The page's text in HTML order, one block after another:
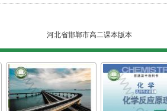
河北省邯郸市高二课本版本